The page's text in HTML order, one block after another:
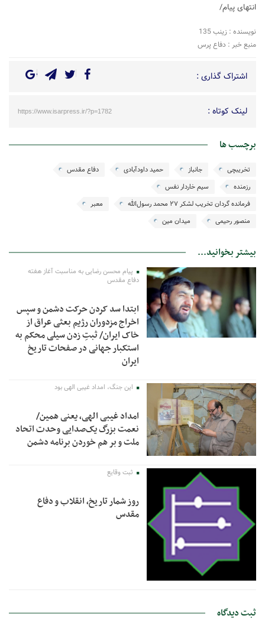
انتهای پیام/
نویسنده : زینب 135
منبع خبر : دفاع پرس
اشتراک گذاری :
لینک کوتاه : https://www.isarpress.ir/?p=1782
برچسب ها
تخریبچی جانباز حمید داودآبادی
دفاع مقدس
رزمنده
سیم خاردار نفس
فرمانده گردان تخریب لشکر ۲۷ محمد رسول‌الله
معبر
منصور رحیمی
میدان مین
بیشتر بخوانید...
پیام محسن رضایی به مناسبت آغاز هفته
دفاع مقدس
ابتدا سد کردن حرکت دشمن و سپس
اخراج مزدوران رژیم بعثی عراق از
خاک ایران/ ثبتِ زدن سیلی محکم به
استکبار جهانی در صفحات تاریخ
ایران
این جنگ، امداد غیبی الهی بود
امداد غیبی الهی، یعنی همین/
نعمت بزرگ یک‌صدایی وحدت اتحاد
ملت و بر هم خوردن برنامه دشمن
ثبت وقایع
روز شمار تاریخ، انقلاب و دفاع
مقدس
ثبت دیدگاه